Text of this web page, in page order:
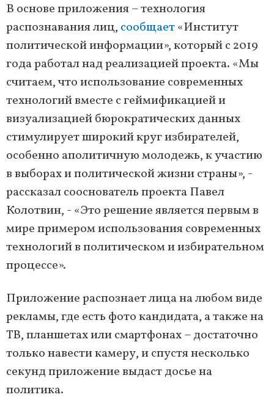
В основе приложения – технология
распознавания лиц, сообщает«Институт
политической информации», который с 2019
года работал над реализацией проекта. «Мы
считаем, что использование современных
технологий вместе с геймификацией и
визуализацией бюрократических данных
стимулирует широкий круг избирателей,
особенно аполитичную молодежь, к участию
в выборах и политической жизни страны», -
рассказал сооснователь проекта Павел
Колотвин, - «Это решение является первым в
мире примером использования современных
технологий в политическом и избирательном
процессе».
Приложение распознает лица на любом виде
рекламы, где есть фото кандидата, а также на
ТВ, планшетах или смартфонах – достаточно
только навести камеру, и спустя несколько
секунд приложение выдаст досье на
политика.